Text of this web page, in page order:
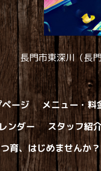
長門市東深川（長
ページ メニュー・料
ンダー
スタッフ紹
育、はじめませんか？